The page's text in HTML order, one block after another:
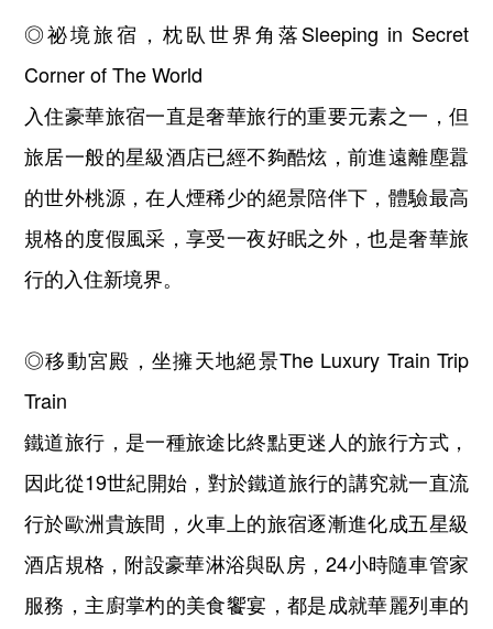
◎祕境旅宿，枕臥世界角落Sleeping in Secret
Corner of The World
入住豪華旅宿一直是奢華旅行的重要元素之一，但
旅居一般的星級酒店已經不夠酷炫，前進遠離塵囂
的世外桃源，在人煙稀少的絕景陪伴下，體驗最高
規格的度假風采，享受一夜好眠之外，也是奢華旅
行的入住新境界。
◎移動宮殿，坐擁天地絕景The Luxury Train Trip
Train
鐵道旅行，是一種旅途比終點更迷人的旅行方式，
因此從19世紀開始，對於鐵道旅行的講究就一直流
行於歐洲貴族間，火車上的旅宿逐漸進化成五星級
酒店規格，附設豪華淋浴與臥房，24小時隨車管家
服務，主廚掌杓的美食饗宴，都是成就華麗列車的